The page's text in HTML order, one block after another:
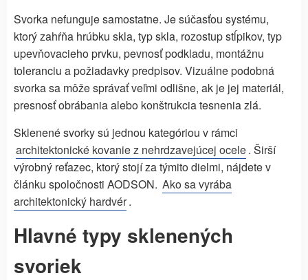
Svorka nefunguje samostatne. Je súčasťou systému,
ktorý zahŕňa hrúbku skla, typ skla, rozostup stĺpikov, typ
upevňovacieho prvku, pevnosť podkladu, montážnu
toleranciu a požiadavky predpisov. Vizuálne podobná
svorka sa môže správať veľmi odlišne, ak je jej materiál,
presnosť obrábania alebo konštrukcia tesnenia zlá.
Sklenené svorky sú jednou kategóriou v rámci
architektonické kovanie z nehrdzavejúcej ocele. Širší
výrobný reťazec, ktorý stojí za týmito dielmi, nájdete v
článku spoločnosti AODSON. Ako sa vyrába
architektonický hardvér.
Hlavné typy sklenených
svoriek